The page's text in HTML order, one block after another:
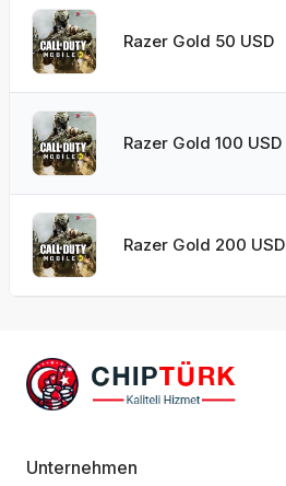
Razer Gold 50 USD
Razer Gold 100 USD
Razer Gold 200 USD
Unternehmen